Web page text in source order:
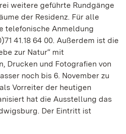
weitere geführte Rundgänge
der Residenz. Für alle
telefonische Anmeldung
41.18 64 00. Außerdem ist die
zur Natur“ mit
Drucken und Fotografien von
noch bis 6. November zu
Vorreiter der heutigen
hat die Ausstellung das
Der Eintritt ist